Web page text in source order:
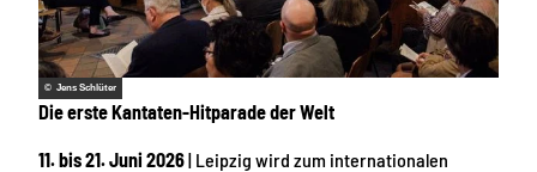
© Jens Schlüter
Die erste Kantaten-Hitparade der Welt
11. bis 21. Juni 2026| Leipzig wird zum internationalen